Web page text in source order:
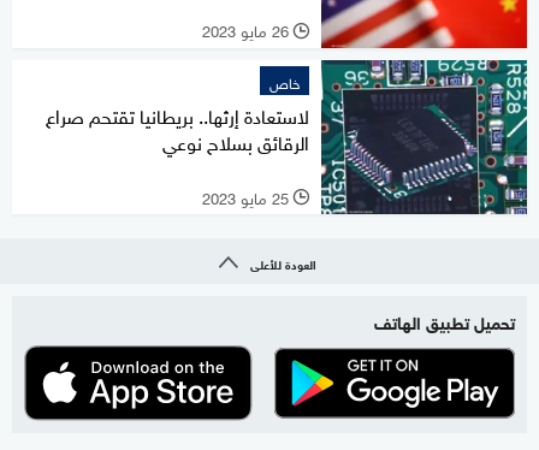
l 26 مايو 2023
خاص
لاستعادة إرثها.. بريطانيا تقتحم صراع
الرقائق بسلاح نوعي
l 25 مايو 2023
العودة للأعلى
تحميل تطبيق الهاتف